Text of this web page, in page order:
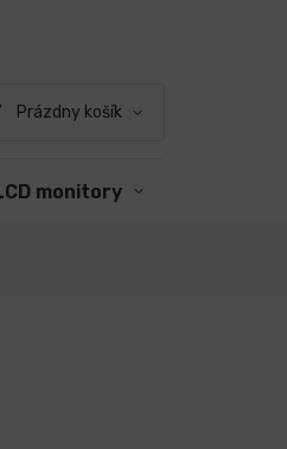
Prázdny košík
monitory